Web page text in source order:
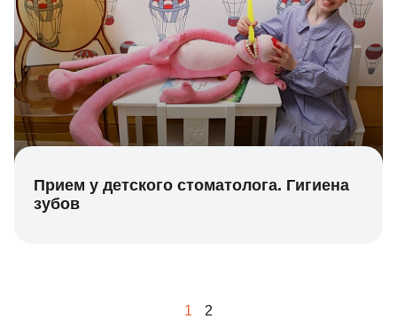
Прием у детского стоматолога. Гигиена
зубов
1 2